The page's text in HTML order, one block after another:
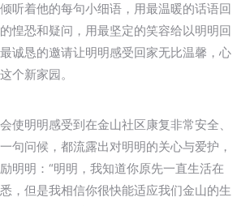
听着他的每句小细语，用最温暖的话语回
惶恐和疑问，用最坚定的笑容给以明明回
诚恳的邀请让明明感受回家无比温馨，心
个新家园。
使明明感受到在金山社区康复非常安全、
句问候，都流露出对明明的关心与爱护，
明明：“明明，我知道你原先一直生活在
，但是我相信你很快能适应我们金山的生